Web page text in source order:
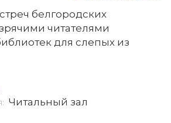
белгородских
читателями
для слепых из
Читальный зал